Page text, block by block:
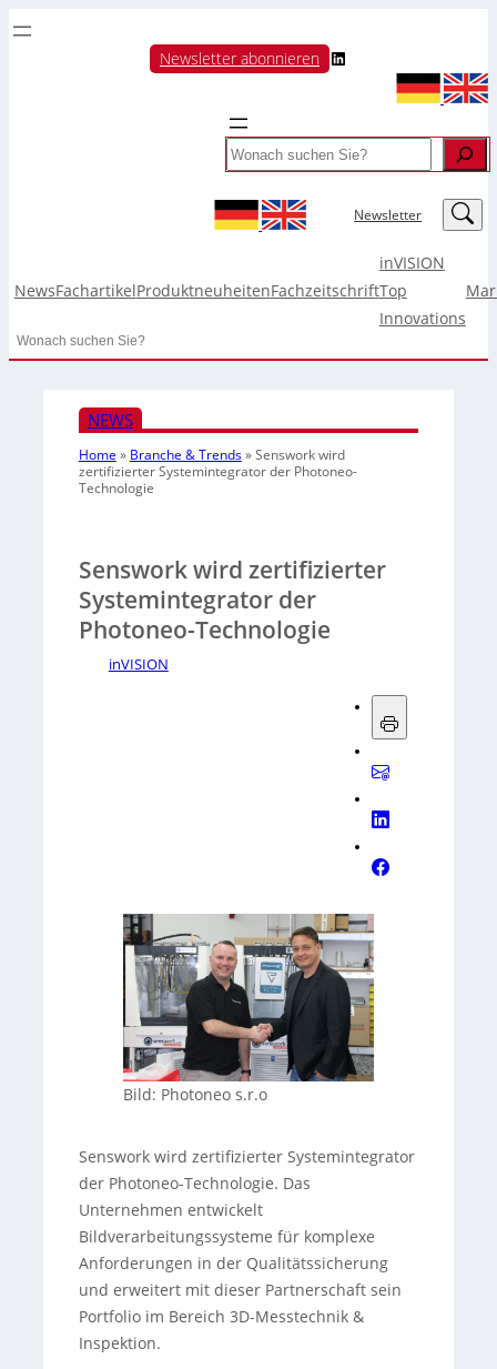
Newsletter abonnieren LinkedIn
Search
Newsletter LinkedIn
NewsFachartikelProduktneuheitenFachzeitschrift
inVISION
Top
Innovations
Search
NEWS
Home » Branche & Trends»Senswork wird
zertifizierter Systemintegrator der Photoneo-
Technologie
Senswork wird zertifizierter
Systemintegrator der
Photoneo-Technologie
inVISION
Bild: Photoneo s.r.o
Senswork wird zertifizierter Systemintegrator
der Photoneo-Technologie. Das
Unternehmen entwickelt
Bildverarbeitungssysteme für komplexe
Anforderungen in der Qualitätssicherung
und erweitert mit dieser Partnerschaft sein
Portfolio im Bereich 3D-Messtechnik &
Inspektion.